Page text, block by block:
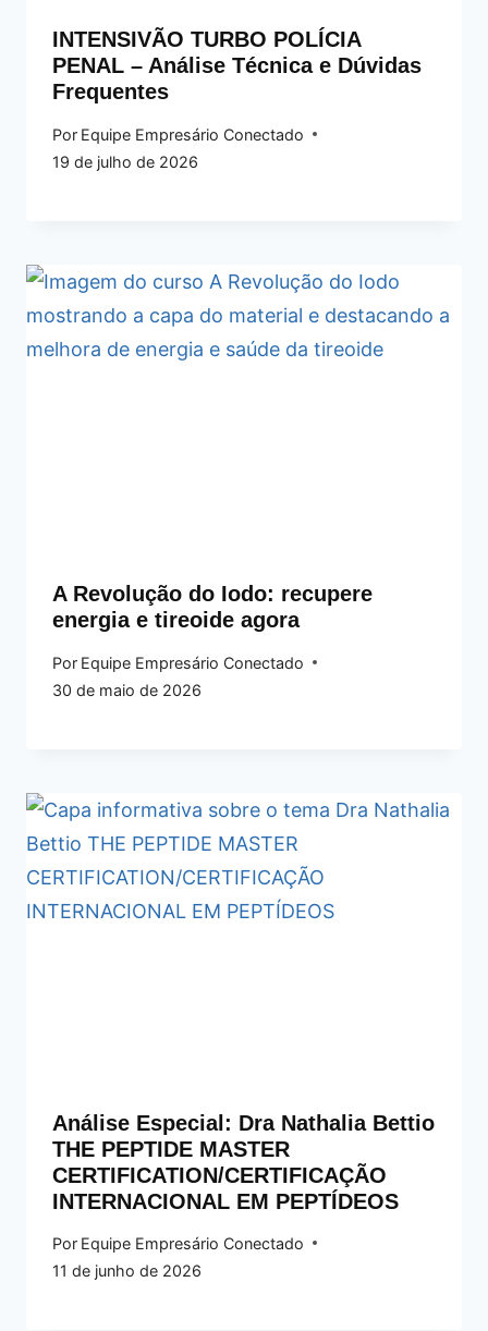
INTENSIVÃO TURBO POLÍCIA
PENAL – Análise Técnica e Dúvidas
Frequentes
Por Equipe Empresário Conectado
19 de julho de 2026
A Revolução do Iodo: recupere
energia e tireoide agora
Por Equipe Empresário Conectado
30 de maio de 2026
Análise Especial: Dra Nathalia Bettio
THE PEPTIDE MASTER
CERTIFICATION/CERTIFICAÇÃO
INTERNACIONAL EM PEPTÍDEOS
Por Equipe Empresário Conectado
11 de junho de 2026